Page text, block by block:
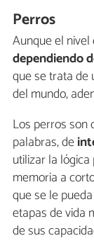
Perros
Aunque el
dependiendo
que se trata de
del mundo,
Los perros son
palabras, de
utilizar la
memoria a
que se le
etapas de vida
de sus